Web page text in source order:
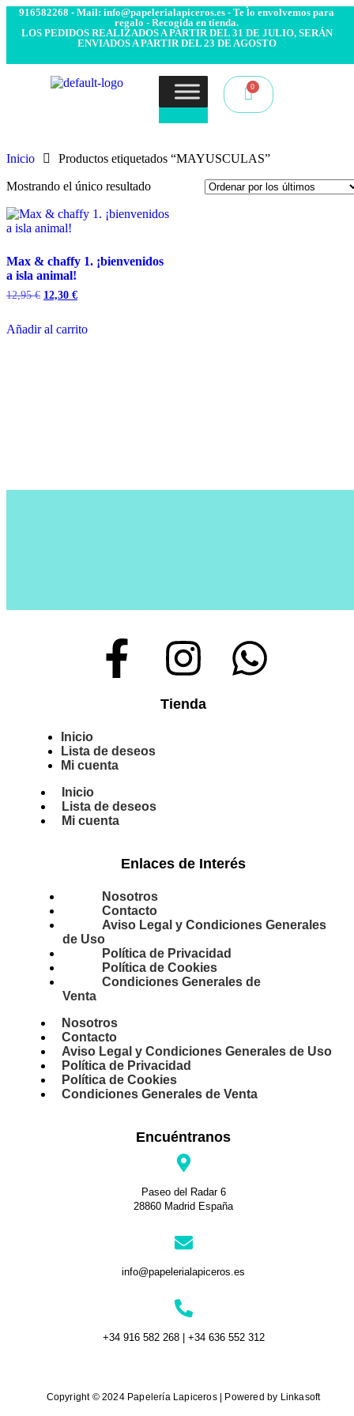
916582268 - Mail: info@papelerialapiceros.es - Te lo envolvemos para
regalo - Recogida en tienda.
LOS PEDIDOS REALIZADOS A PARTIR DEL 31 DE JULIO, SERÁN
ENVIADOS A PARTIR DEL 23 DE AGOSTO
Inicio Productos etiquetados “MAYUSCULAS”
Mostrando el único resultado
Max & chaffy 1. ¡bienvenidos
a isla animal!
12,95€ 12,30 €
Añadir al carrito
Tienda
Inicio
Lista de deseos
Mi cuenta
Inicio
Lista de deseos
Mi cuenta
Enlaces de Interés
Nosotros
Contacto
Aviso Legal y Condiciones Generales
de Uso
Política de Privacidad
Política de Cookies
Condiciones Generales de
Venta
Nosotros
Contacto
Aviso Legal y Condiciones Generales de Uso
Política de Privacidad
Política de Cookies
Condiciones Generales de Venta
Encuéntranos
Paseo del Radar 6
28860 Madrid España
info@papelerialapiceros.es
+34 916 582 268 | +34 636 552 312
Copyright © 2024 Papelería Lapiceros | Powered by Linkasoft